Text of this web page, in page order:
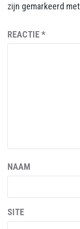
zijn gemarkeerd met
REACTIE*
NAAM
SITE